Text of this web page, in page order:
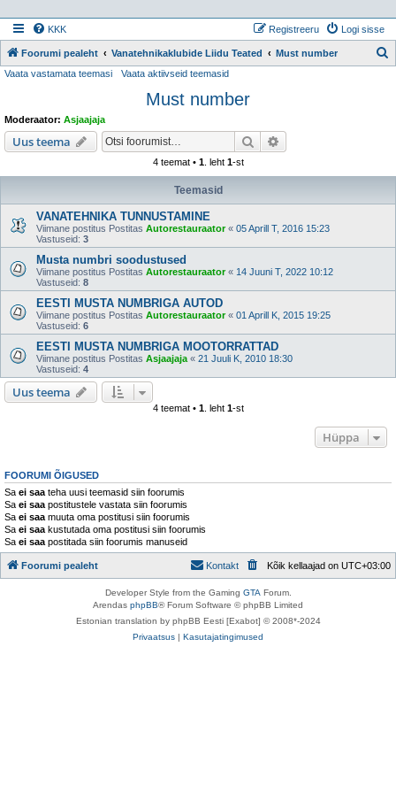
KKK Logi sisse
Registreeru
Foorumi pealeht Vanatehnikaklubide Liidu Teated Must number
Vaata vastamata teemasi Vaata aktiivseid teemasid
Must number
Moderaator: Asjaajaja
Uus teema Otsi
4 teemat • 1. leht 1-st
Teemasid
VANATEHNIKA TUNNUSTAMINE
Viimane postitus Postitas Autorestauraator« 05 Aprill T, 2016 15:23
Vastuseid: 3
Musta numbri soodustused
Viimane postitus Postitas Autorestauraator« 14 Juuni T, 2022 10:12
Vastuseid: 8
EESTI MUSTA NUMBRIGA AUTOD
Viimane postitus Postitas Autorestauraator« 01 Aprill K, 2015 19:25
Vastuseid: 6
EESTI MUSTA NUMBRIGA MOOTORRATTAD
Viimane postitus Postitas Asjaajaja « 21 Juuli K, 2010 18:30
Vastuseid: 4
Uus teema
4 teemat • 1. leht 1-st
Hüppa
FOORUMI ÕIGUSED
Sa ei saa teha uusi teemasid siin foorumis
Sa ei saa postitustele vastata siin foorumis
Sa ei saa muuta oma postitusi siin foorumis
Sa ei saa kustutada oma postitusi siin foorumis
Sa ei saa postitada siin foorumis manuseid
Foorumi pealeht Kõik kellaajad on UTC+03:00
Kontakt
Developer Style from the Gaming GTA Forum.
Arendas phpBB® Forum Software © phpBB Limited
Estonian translation by phpBB Eesti [Exabot] © 2008*-2024
Privaatsus | Kasutajatingimused